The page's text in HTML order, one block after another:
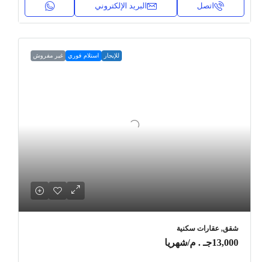
اتصل البريد الإلكتروني
للإيجار استلام فوري غير مفروش
شقق, عقارات سكنية
13,000جـ . م /شهريا